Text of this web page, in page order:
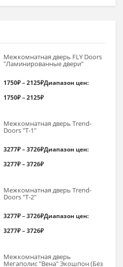
Межкомнатная дверь FLY Doors
"Ламинированные двери"
1750₽–2125₽Диапазон цен:
1750₽ – 2125₽
Межкомнатная дверь Trend-
Doоrs "Т-1"
3277₽–3726₽Диапазон цен:
3277₽ – 3726₽
Межкомнатная дверь Trend-
Doоrs "Т-2"
3277₽–3726₽Диапазон цен:
3277₽ – 3726₽
Межкомнатная дверь
Мегаполис "Вена" Экошпон (Без